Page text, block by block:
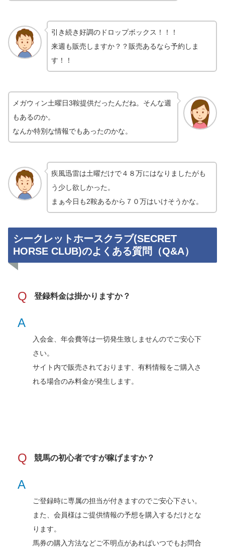
引き続き好調のドロップボックス！！！
来週も販売しますか？？販売あるなら予約しま
す！！
メガウィン土曜日3鞍提供だったんだね。そんな週
もあるのか。
なんか特別な情報でもあったのかな。
疾風迅雷は土曜だけで４８万にはなりましたがも
う少し欲しかった。
まぁ今日も2鞍あるから７０万はいけそうかな。
シークレットホースクラブ(SECRET
HORSE CLUB)のよくある質問（Q&A）
Q 登録料金は掛かりますか？
A
入会金、年会費等は一切発生致しませんのでご安心下
さい。
サイト内で販売されております、有料情報をご購入さ
れる場合のみ料金が発生します。
Q 競馬の初心者ですが稼げますか？
A
ご登録時に専属の担当が付きますのでご安心下さい。
また、会員様はご提供情報の予想を購入するだけとな
ります。
馬券の購入方法などご不明点があればいつでもお問合